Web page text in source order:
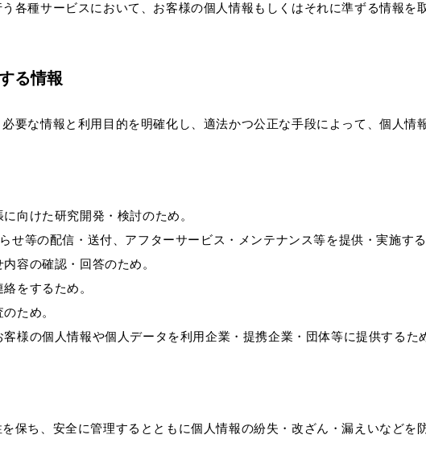
各種サービスにおいて、お客様の個人情報もしくはそれに準ずる情報を
る情報
要な情報と利用目的を明確化し、適法かつ公正な手段によって、個人情
向けた研究開発・検討のため。
せ等の配信・送付、アフターサービス・メンテナンス等を提供・実施する
容の確認・回答のため。
をするため。
ため。
様の個人情報や個人データを利用企業・提携企業・団体等に提供するた
保ち、安全に管理するとともに個人情報の紛失・改ざん・漏えいなどを